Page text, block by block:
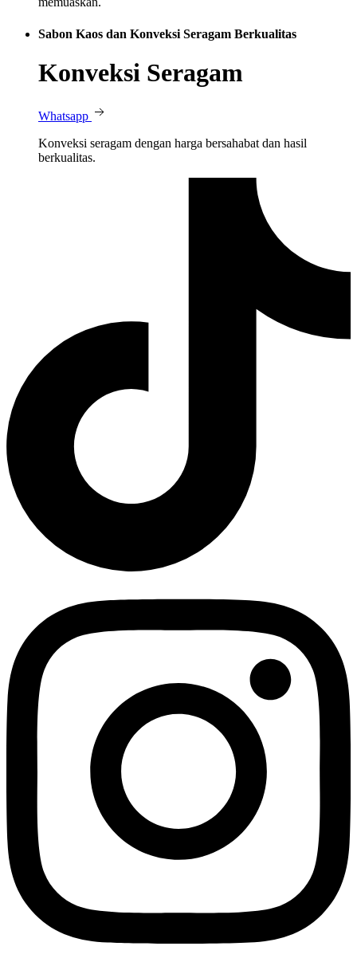
Sabon Kaos dan Konveksi Seragam Berkualitas
Konveksi Seragam
Whatsapp
Konveksi seragam dengan harga bersahabat dan hasil
berkualitas.